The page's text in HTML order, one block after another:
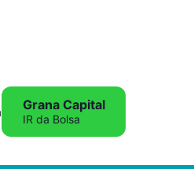
Grana Capital
IR da Bolsa